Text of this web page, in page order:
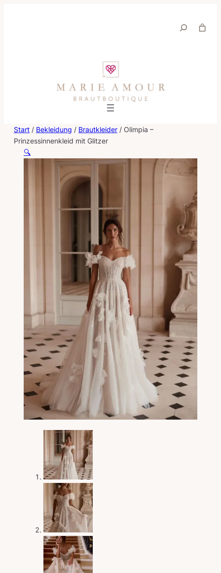
Suche
Start / Bekleidung / Brautkleider / Olimpia –
Prinzessinnenkleid mit Glitzer
🔍